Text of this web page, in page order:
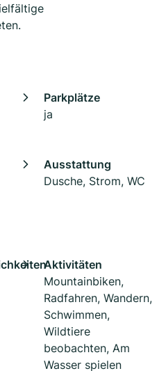
Parkplätze
ja
Ausstattung
Dusche, Strom, WC
Aktivitäten
Mountainbiken,
Radfahren, Wandern,
Schwimmen,
Wildtiere
beobachten, Am
Wasser spielen